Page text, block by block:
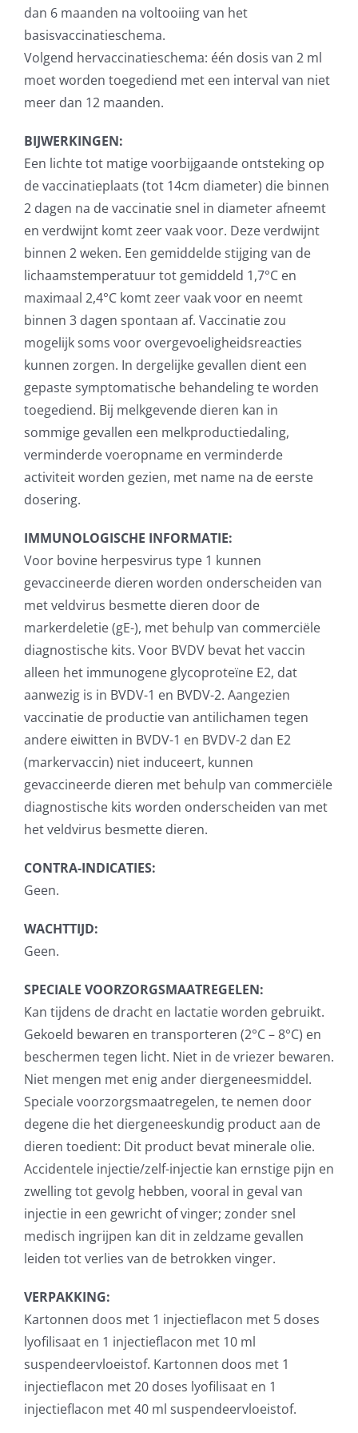
dan 6 maanden na voltooiing van het
basisvaccinatieschema.
Volgend hervaccinatieschema: één dosis van 2 ml
moet worden toegediend met een interval van niet
meer dan 12 maanden.
BIJWERKINGEN:
Een lichte tot matige voorbijgaande ontsteking op
de vaccinatieplaats (tot 14cm diameter) die binnen
2 dagen na de vaccinatie snel in diameter afneemt
en verdwijnt komt zeer vaak voor. Deze verdwijnt
binnen 2 weken. Een gemiddelde stijging van de
lichaamstemperatuur tot gemiddeld 1,7°C en
maximaal 2,4°C komt zeer vaak voor en neemt
binnen 3 dagen spontaan af. Vaccinatie zou
mogelijk soms voor overgevoeligheidsreacties
kunnen zorgen. In dergelijke gevallen dient een
gepaste symptomatische behandeling te worden
toegediend. Bij melkgevende dieren kan in
sommige gevallen een melkproductiedaling,
verminderde voeropname en verminderde
activiteit worden gezien, met name na de eerste
dosering.
IMMUNOLOGISCHE INFORMATIE:
Voor bovine herpesvirus type 1 kunnen
gevaccineerde dieren worden onderscheiden van
met veldvirus besmette dieren door de
markerdeletie (gE-), met behulp van commerciële
diagnostische kits. Voor BVDV bevat het vaccin
alleen het immunogene glycoproteïne E2, dat
aanwezig is in BVDV-1 en BVDV-2. Aangezien
vaccinatie de productie van antilichamen tegen
andere eiwitten in BVDV-1 en BVDV-2 dan E2
(markervaccin) niet induceert, kunnen
gevaccineerde dieren met behulp van commerciële
diagnostische kits worden onderscheiden van met
het veldvirus besmette dieren.
CONTRA-INDICATIES:
Geen.
WACHTTIJD:
Geen.
SPECIALE VOORZORGSMAATREGELEN:
Kan tijdens de dracht en lactatie worden gebruikt.
Gekoeld bewaren en transporteren (2°C – 8°C) en
beschermen tegen licht. Niet in de vriezer bewaren.
Niet mengen met enig ander diergeneesmiddel.
Speciale voorzorgsmaatregelen, te nemen door
degene die het diergeneeskundig product aan de
dieren toedient: Dit product bevat minerale olie.
Accidentele injectie/zelf-injectie kan ernstige pijn en
zwelling tot gevolg hebben, vooral in geval van
injectie in een gewricht of vinger; zonder snel
medisch ingrijpen kan dit in zeldzame gevallen
leiden tot verlies van de betrokken vinger.
VERPAKKING:
Kartonnen doos met 1 injectieflacon met 5 doses
lyofilisaat en 1 injectieflacon met 10 ml
suspendeervloeistof. Kartonnen doos met 1
injectieflacon met 20 doses lyofilisaat en 1
injectieflacon met 40 ml suspendeervloeistof.